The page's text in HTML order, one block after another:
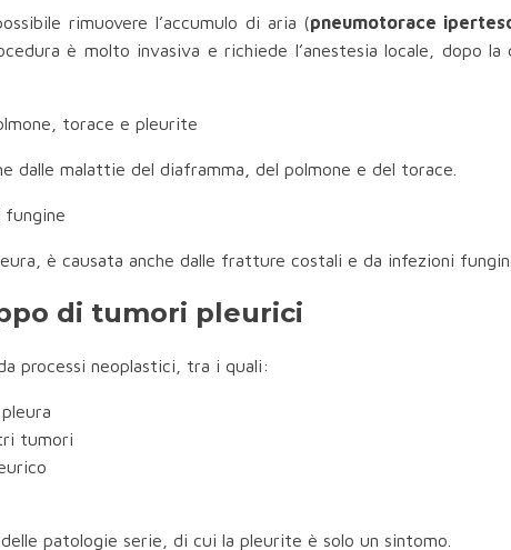
rimuovere l’accumulo di aria (pneumotorace
è molto invasiva e richiede l’anestesia locale, dopo
torace e pleurite
dalle malattie del diaframma, del polmone e del torace.
è causata anche dalle fratture costali e da infezioni
di tumori pleurici
processi neoplastici, tra i quali:
tumori
patologie serie, di cui la pleurite è solo un sintomo.